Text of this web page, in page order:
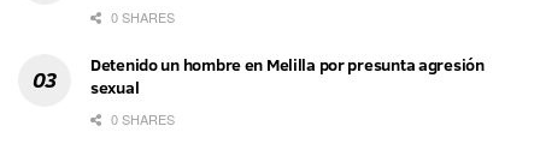
0 SHARES
Detenido un hombre en Melilla por presunta agresión
sexual
0 SHARES